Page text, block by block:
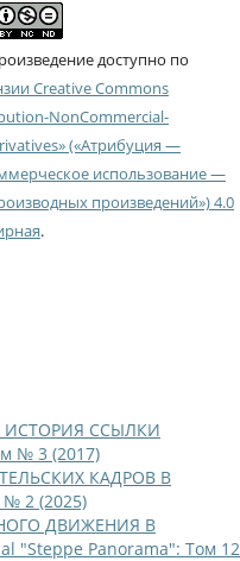
доступно по
Creative Commons
NonCommercial-
(«Атрибуция —
использование —
произведений») 4.0
.
ИСТОРИЯ ССЫЛКИ
№ 3 (2017)
КАДРОВ В
№ 2 (2025)
ДВИЖЕНИЯ В
"Steppe Panorama": Том 12